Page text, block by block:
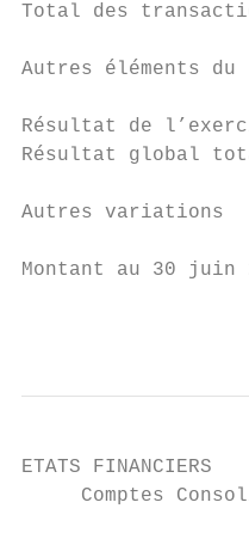
Total des
Autres
Résultat de
Résultat
Autres
Montant au 30
ETATS FINANCIERS
Comptes